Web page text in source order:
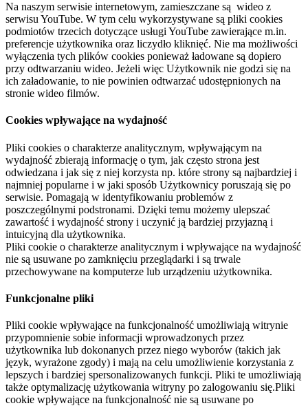
Na naszym serwisie internetowym, zamieszczane są wideo z
serwisu YouTube. W tym celu wykorzystywane są pliki cookies
podmiotów trzecich dotyczące usługi YouTube zawierające m.in.
preferencje użytkownika oraz liczydło kliknięć. Nie ma możliwości
wyłączenia tych plików cookies ponieważ ładowane są dopiero
przy odtwarzaniu wideo. Jeżeli więc Użytkownik nie godzi się na
ich załadowanie, to nie powinien odtwarzać udostępnionych na
stronie wideo filmów.
Cookies wpływające na wydajność
Pliki cookies o charakterze analitycznym, wpływającym na
wydajność zbierają informację o tym, jak często strona jest
odwiedzana i jak się z niej korzysta np. które strony są najbardziej i
najmniej popularne i w jaki sposób Użytkownicy poruszają się po
serwisie. Pomagają w identyfikowaniu problemów z
poszczególnymi podstronami. Dzięki temu możemy ulepszać
zawartość i wydajność strony i uczynić ją bardziej przyjazną i
intuicyjną dla użytkownika.
Pliki cookie o charakterze analitycznym i wpływające na wydajność
nie są usuwane po zamknięciu przeglądarki i są trwale
przechowywane na komputerze lub urządzeniu użytkownika.
Funkcjonalne pliki
Pliki cookie wpływające na funkcjonalność umożliwiają witrynie
przypomnienie sobie informacji wprowadzonych przez
użytkownika lub dokonanych przez niego wyborów (takich jak
język, wyrażone zgody) i mają na celu umożliwienie korzystania z
lepszych i bardziej spersonalizowanych funkcji. Pliki te umożliwiają
także optymalizację użytkowania witryny po zalogowaniu się.Pliki
cookie wpływające na funkcjonalność nie są usuwane po